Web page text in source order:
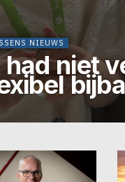
NIEUWS
had niet